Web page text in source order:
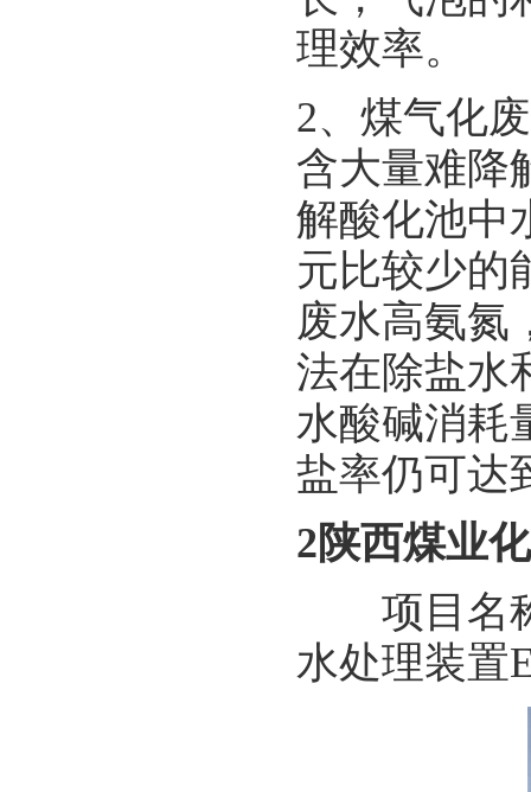
理效率。
2、煤气化
含大量难降
解酸化池中
元比较少的
废水高氨氮
法在除盐水
水酸碱消耗
盐率仍可达
2陕西煤业
项目名称
水处理装置